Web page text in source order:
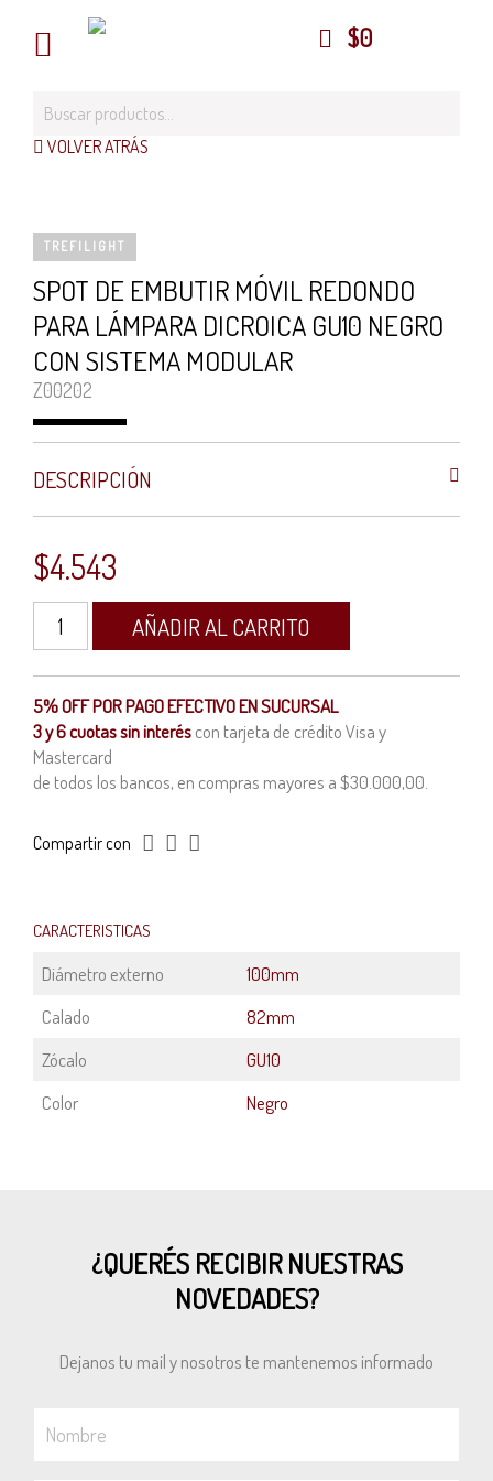
$0
VOLVER ATRÁS
TREFILIGHT
SPOT DE EMBUTIR MÓVIL REDONDO
PARA LÁMPARA DICROICA GU10 NEGRO
CON SISTEMA MODULAR
Z00202
DESCRIPCIÓN
$4.543
embutir
móvil
redondo
para
lámpara
dicroica
GU10
sistema
AÑADIR AL CARRITO
5% OFF POR PAGO EFECTIVO EN SUCURSAL
3 y 6 cuotas sin interéscon tarjeta de crédito Visa y
Mastercard
de todos los bancos, en compras mayores a $30.000,00.
Compartir con
CARACTERISTICAS
Diámetro externo
100mm
Calado
82mm
Zócalo
GU10
Color
Negro
¿QUERÉS RECIBIR NUESTRAS
NOVEDADES?
Dejanos tu mail y nosotros te mantenemos informado